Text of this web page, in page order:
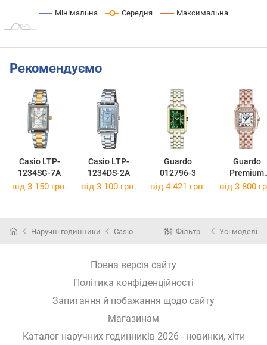
Мінімальна Середня Максимальна
Рекомендуємо
Casio LTP-
1234SG-7A
Casio LTP-
1234DS-2A
Guardo
012796-3
Guardo
Premium
012830-4
від 3 150 грн. від 3 100 грн. від 4 421 грн. від 3 800
Наручні годинники Casio Фільтр Усі моделі
Повна версія сайту
Політика конфіденційності
Запитання й побажання щодо сайту
Магазинам
Каталог наручних годинників 2026 - новинки, хіти